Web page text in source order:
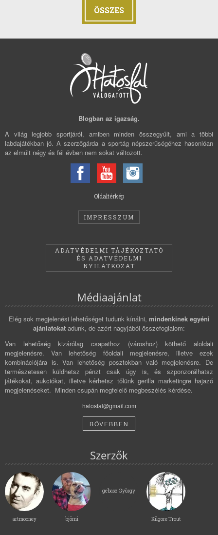
ÖSSZES
Blogban az igazság.
A világ legjobb sportjáról, amiben minden összegyűlt, ami a többi
labdajátékban jó. A szerzőgárda a sportág népszerűségéhez hasonlóan
az elmúlt négy és fél évben nem sokat változott.
Oldaltérkép
IMPRESSZUM
ADATVÉDELMI TÁJÉKOZTATÓ
ÉS ADATVÉDELMI
NYILATKOZAT
Médiaajánlat
Elég sok megjelenési lehetőséget tudunk kínálni, mindenkinek egyéni
ajánlatokat adunk, de azért nagyjából összefoglalom:
Van lehetőség kizárólag csapathoz (városhoz) köthető aloldali
megjelenésre. Van lehetőség főoldali megjelenésre, illetve ezek
kombinációjára is. Van lehetőség posztokban való megjelenésre. De
természetesen küldhetsz pénzt csak úgy is, és szponzorálhatsz
játékokat, aukciókat, illetve kérhetsz tőlünk gerilla marketingre hajazó
megjelenéseket. Minden csupán megfelelő megbeszélés kérdése.
hatosfal@gmail.com
BŐVEBBEN
Szerzők
artmooney björni
gebasz György
Kilgore Trout